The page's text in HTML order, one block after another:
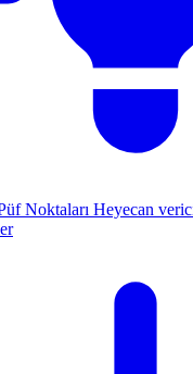
Noktaları Heyecan